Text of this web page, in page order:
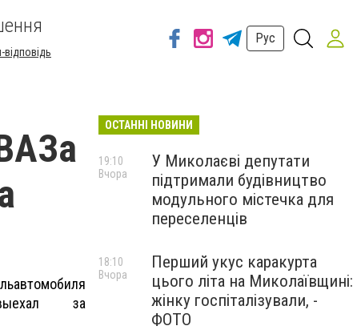
відповідь
Рус
автомобиля
за
ОСТАННІ НОВИНИ
У Миколаєві депутати
підтримали будівництво
модульного містечка для
переселенців
19:10
Вчора
Перший укус каракурта
цього літа на Миколаївщині:
жінку госпіталізували, -
ФОТО
18:10
Вчора